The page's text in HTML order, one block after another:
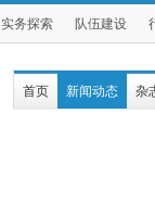
实务探索 队伍建设
首页 新闻动态 杂